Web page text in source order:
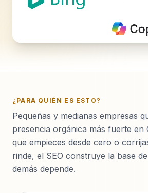
¿PARA QUIÉN ES ESTO?
Pequeñas y medianas empresas
presencia orgánica más fuerte en
que empieces desde cero o
rinde, el SEO construye la base
demás depende.